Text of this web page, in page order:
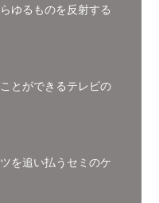
ゆるものを反射する
とができるテレビの
を追い払うセミのケ